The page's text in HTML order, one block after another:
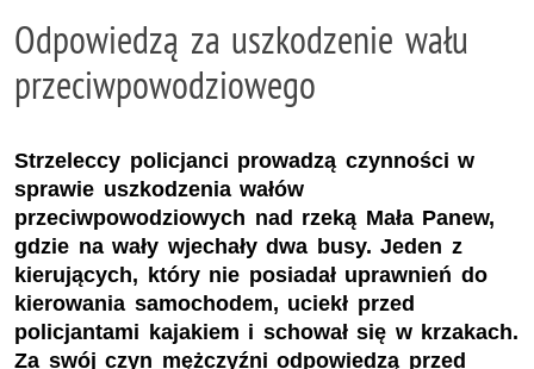
Odpowiedzą za uszkodzenie wału
przeciwpowodziowego
Strzeleccy policjanci prowadzą czynności w
sprawie uszkodzenia wałów
przeciwpowodziowych nad rzeką Mała Panew,
gdzie na wały wjechały dwa busy. Jeden z
kierujących, który nie posiadał uprawnień do
kierowania samochodem, uciekł przed
policjantami kajakiem i schował się w krzakach.
Za swój czyn mężczyźni odpowiedzą przed